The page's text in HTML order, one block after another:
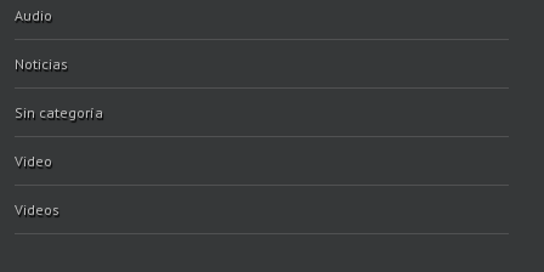
Audio
Noticias
Sin categoría
Video
Videos